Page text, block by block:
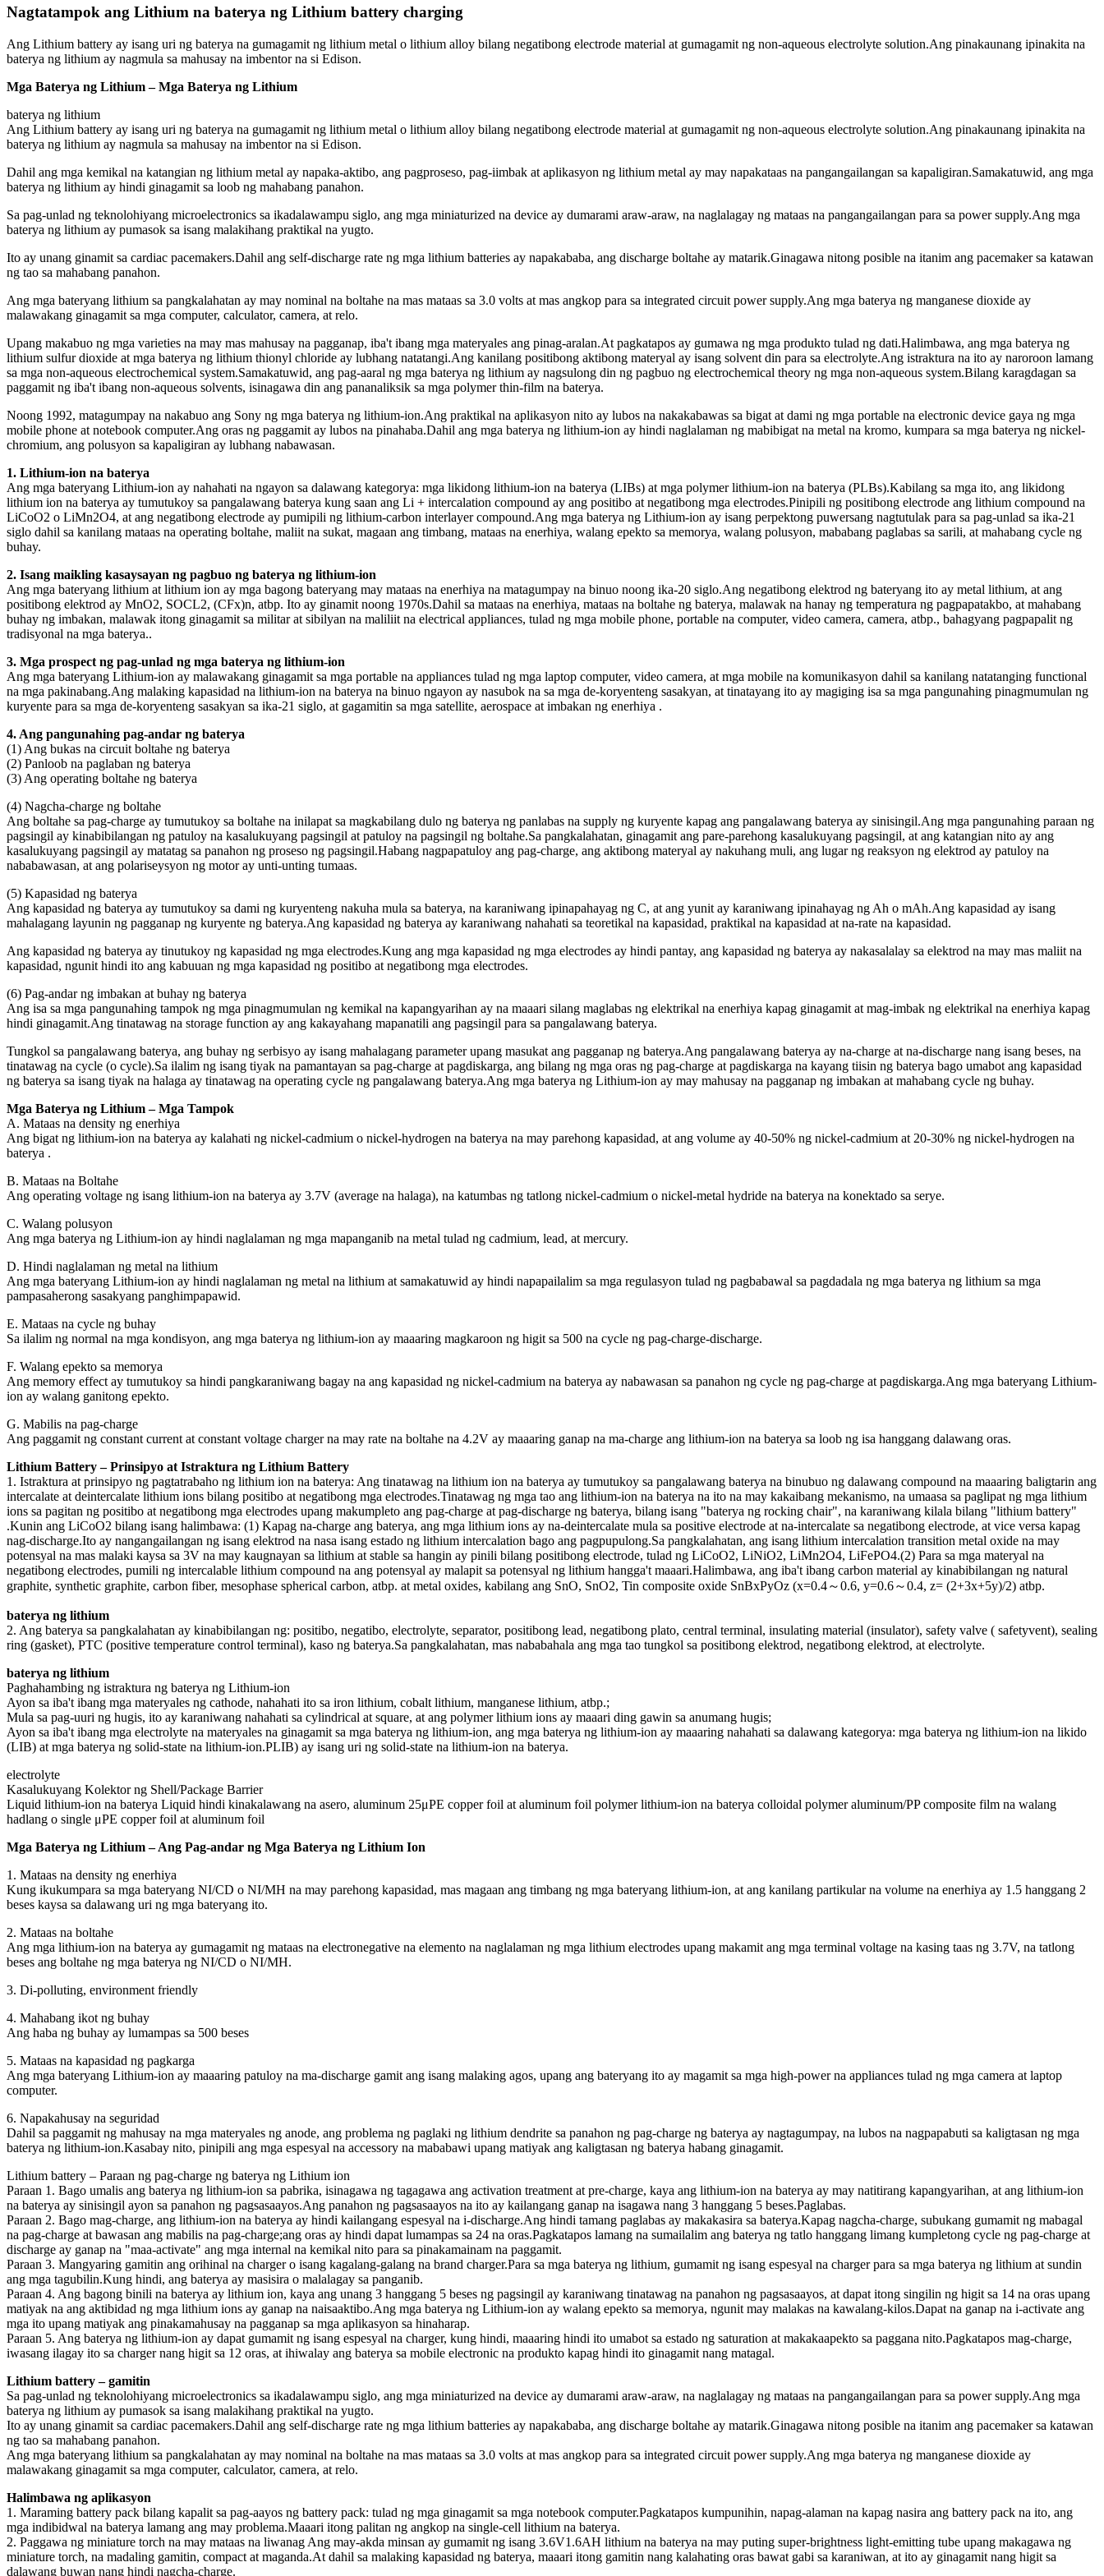
Nagtatampok ang Lithium na baterya ng Lithium battery charging
Ang Lithium battery ay isang uri ng baterya na gumagamit ng lithium metal o lithium alloy bilang negatibong electrode material at gumagamit ng non-aqueous electrolyte solution.Ang pinakaunang ipinakita na
baterya ng lithium ay nagmula sa mahusay na imbentor na si Edison.
Mga Baterya ng Lithium – Mga Baterya ng Lithium
baterya ng lithium
Ang Lithium battery ay isang uri ng baterya na gumagamit ng lithium metal o lithium alloy bilang negatibong electrode material at gumagamit ng non-aqueous electrolyte solution.Ang pinakaunang ipinakita na
baterya ng lithium ay nagmula sa mahusay na imbentor na si Edison.
Dahil ang mga kemikal na katangian ng lithium metal ay napaka-aktibo, ang pagproseso, pag-iimbak at aplikasyon ng lithium metal ay may napakataas na pangangailangan sa kapaligiran.Samakatuwid, ang mga
baterya ng lithium ay hindi ginagamit sa loob ng mahabang panahon.
Sa pag-unlad ng teknolohiyang microelectronics sa ikadalawampu siglo, ang mga miniaturized na device ay dumarami araw-araw, na naglalagay ng mataas na pangangailangan para sa power supply.Ang mga
baterya ng lithium ay pumasok sa isang malakihang praktikal na yugto.
Ito ay unang ginamit sa cardiac pacemakers.Dahil ang self-discharge rate ng mga lithium batteries ay napakababa, ang discharge boltahe ay matarik.Ginagawa nitong posible na itanim ang pacemaker sa katawan
ng tao sa mahabang panahon.
Ang mga bateryang lithium sa pangkalahatan ay may nominal na boltahe na mas mataas sa 3.0 volts at mas angkop para sa integrated circuit power supply.Ang mga baterya ng manganese dioxide ay
malawakang ginagamit sa mga computer, calculator, camera, at relo.
Upang makabuo ng mga varieties na may mas mahusay na pagganap, iba't ibang mga materyales ang pinag-aralan.At pagkatapos ay gumawa ng mga produkto tulad ng dati.Halimbawa, ang mga baterya ng
lithium sulfur dioxide at mga baterya ng lithium thionyl chloride ay lubhang natatangi.Ang kanilang positibong aktibong materyal ay isang solvent din para sa electrolyte.Ang istraktura na ito ay naroroon lamang
sa mga non-aqueous electrochemical system.Samakatuwid, ang pag-aaral ng mga baterya ng lithium ay nagsulong din ng pagbuo ng electrochemical theory ng mga non-aqueous system.Bilang karagdagan sa
paggamit ng iba't ibang non-aqueous solvents, isinagawa din ang pananaliksik sa mga polymer thin-film na baterya.
Noong 1992, matagumpay na nakabuo ang Sony ng mga baterya ng lithium-ion.Ang praktikal na aplikasyon nito ay lubos na nakakabawas sa bigat at dami ng mga portable na electronic device gaya ng mga
mobile phone at notebook computer.Ang oras ng paggamit ay lubos na pinahaba.Dahil ang mga baterya ng lithium-ion ay hindi naglalaman ng mabibigat na metal na kromo, kumpara sa mga baterya ng nickel-
chromium, ang polusyon sa kapaligiran ay lubhang nabawasan.
1. Lithium-ion na baterya
Ang mga bateryang Lithium-ion ay nahahati na ngayon sa dalawang kategorya: mga likidong lithium-ion na baterya (LIBs) at mga polymer lithium-ion na baterya (PLBs).Kabilang sa mga ito, ang likidong
lithium ion na baterya ay tumutukoy sa pangalawang baterya kung saan ang Li + intercalation compound ay ang positibo at negatibong mga electrodes.Pinipili ng positibong electrode ang lithium compound na
LiCoO2 o LiMn2O4, at ang negatibong electrode ay pumipili ng lithium-carbon interlayer compound.Ang mga baterya ng Lithium-ion ay isang perpektong puwersang nagtutulak para sa pag-unlad sa ika-21
siglo dahil sa kanilang mataas na operating boltahe, maliit na sukat, magaan ang timbang, mataas na enerhiya, walang epekto sa memorya, walang polusyon, mababang paglabas sa sarili, at mahabang cycle ng
buhay.
2. Isang maikling kasaysayan ng pagbuo ng baterya ng lithium-ion
Ang mga bateryang lithium at lithium ion ay mga bagong bateryang may mataas na enerhiya na matagumpay na binuo noong ika-20 siglo.Ang negatibong elektrod ng bateryang ito ay metal lithium, at ang
positibong elektrod ay MnO2, SOCL2, (CFx)n, atbp. Ito ay ginamit noong 1970s.Dahil sa mataas na enerhiya, mataas na boltahe ng baterya, malawak na hanay ng temperatura ng pagpapatakbo, at mahabang
buhay ng imbakan, malawak itong ginagamit sa militar at sibilyan na maliliit na electrical appliances, tulad ng mga mobile phone, portable na computer, video camera, camera, atbp., bahagyang pagpapalit ng
tradisyonal na mga baterya..
3. Mga prospect ng pag-unlad ng mga baterya ng lithium-ion
Ang mga bateryang Lithium-ion ay malawakang ginagamit sa mga portable na appliances tulad ng mga laptop computer, video camera, at mga mobile na komunikasyon dahil sa kanilang natatanging functional
na mga pakinabang.Ang malaking kapasidad na lithium-ion na baterya na binuo ngayon ay nasubok na sa mga de-koryenteng sasakyan, at tinatayang ito ay magiging isa sa mga pangunahing pinagmumulan ng
kuryente para sa mga de-koryenteng sasakyan sa ika-21 siglo, at gagamitin sa mga satellite, aerospace at imbakan ng enerhiya .
4. Ang pangunahing pag-andar ng baterya
(1) Ang bukas na circuit boltahe ng baterya
(2) Panloob na paglaban ng baterya
(3) Ang operating boltahe ng baterya
(4) Nagcha-charge ng boltahe
Ang boltahe sa pag-charge ay tumutukoy sa boltahe na inilapat sa magkabilang dulo ng baterya ng panlabas na supply ng kuryente kapag ang pangalawang baterya ay sinisingil.Ang mga pangunahing paraan ng
pagsingil ay kinabibilangan ng patuloy na kasalukuyang pagsingil at patuloy na pagsingil ng boltahe.Sa pangkalahatan, ginagamit ang pare-parehong kasalukuyang pagsingil, at ang katangian nito ay ang
kasalukuyang pagsingil ay matatag sa panahon ng proseso ng pagsingil.Habang nagpapatuloy ang pag-charge, ang aktibong materyal ay nakuhang muli, ang lugar ng reaksyon ng elektrod ay patuloy na
nababawasan, at ang polariseysyon ng motor ay unti-unting tumaas.
(5) Kapasidad ng baterya
Ang kapasidad ng baterya ay tumutukoy sa dami ng kuryenteng nakuha mula sa baterya, na karaniwang ipinapahayag ng C, at ang yunit ay karaniwang ipinahayag ng Ah o mAh.Ang kapasidad ay isang
mahalagang layunin ng pagganap ng kuryente ng baterya.Ang kapasidad ng baterya ay karaniwang nahahati sa teoretikal na kapasidad, praktikal na kapasidad at na-rate na kapasidad.
Ang kapasidad ng baterya ay tinutukoy ng kapasidad ng mga electrodes.Kung ang mga kapasidad ng mga electrodes ay hindi pantay, ang kapasidad ng baterya ay nakasalalay sa elektrod na may mas maliit na
kapasidad, ngunit hindi ito ang kabuuan ng mga kapasidad ng positibo at negatibong mga electrodes.
(6) Pag-andar ng imbakan at buhay ng baterya
Ang isa sa mga pangunahing tampok ng mga pinagmumulan ng kemikal na kapangyarihan ay na maaari silang maglabas ng elektrikal na enerhiya kapag ginagamit at mag-imbak ng elektrikal na enerhiya kapag
hindi ginagamit.Ang tinatawag na storage function ay ang kakayahang mapanatili ang pagsingil para sa pangalawang baterya.
Tungkol sa pangalawang baterya, ang buhay ng serbisyo ay isang mahalagang parameter upang masukat ang pagganap ng baterya.Ang pangalawang baterya ay na-charge at na-discharge nang isang beses, na
tinatawag na cycle (o cycle).Sa ilalim ng isang tiyak na pamantayan sa pag-charge at pagdiskarga, ang bilang ng mga oras ng pag-charge at pagdiskarga na kayang tiisin ng baterya bago umabot ang kapasidad
ng baterya sa isang tiyak na halaga ay tinatawag na operating cycle ng pangalawang baterya.Ang mga baterya ng Lithium-ion ay may mahusay na pagganap ng imbakan at mahabang cycle ng buhay.
Mga Baterya ng Lithium – Mga Tampok
A. Mataas na density ng enerhiya
Ang bigat ng lithium-ion na baterya ay kalahati ng nickel-cadmium o nickel-hydrogen na baterya na may parehong kapasidad, at ang volume ay 40-50% ng nickel-cadmium at 20-30% ng nickel-hydrogen na
baterya .
B. Mataas na Boltahe
Ang operating voltage ng isang lithium-ion na baterya ay 3.7V (average na halaga), na katumbas ng tatlong nickel-cadmium o nickel-metal hydride na baterya na konektado sa serye.
C. Walang polusyon
Ang mga baterya ng Lithium-ion ay hindi naglalaman ng mga mapanganib na metal tulad ng cadmium, lead, at mercury.
D. Hindi naglalaman ng metal na lithium
Ang mga bateryang Lithium-ion ay hindi naglalaman ng metal na lithium at samakatuwid ay hindi napapailalim sa mga regulasyon tulad ng pagbabawal sa pagdadala ng mga baterya ng lithium sa mga
pampasaherong sasakyang panghimpapawid.
E. Mataas na cycle ng buhay
Sa ilalim ng normal na mga kondisyon, ang mga baterya ng lithium-ion ay maaaring magkaroon ng higit sa 500 na cycle ng pag-charge-discharge.
F. Walang epekto sa memorya
Ang memory effect ay tumutukoy sa hindi pangkaraniwang bagay na ang kapasidad ng nickel-cadmium na baterya ay nabawasan sa panahon ng cycle ng pag-charge at pagdiskarga.Ang mga bateryang Lithium-
ion ay walang ganitong epekto.
G. Mabilis na pag-charge
Ang paggamit ng constant current at constant voltage charger na may rate na boltahe na 4.2V ay maaaring ganap na ma-charge ang lithium-ion na baterya sa loob ng isa hanggang dalawang oras.
Lithium Battery – Prinsipyo at Istraktura ng Lithium Battery
1. Istraktura at prinsipyo ng pagtatrabaho ng lithium ion na baterya: Ang tinatawag na lithium ion na baterya ay tumutukoy sa pangalawang baterya na binubuo ng dalawang compound na maaaring baligtarin ang
intercalate at deintercalate lithium ions bilang positibo at negatibong mga electrodes.Tinatawag ng mga tao ang lithium-ion na baterya na ito na may kakaibang mekanismo, na umaasa sa paglipat ng mga lithium
ions sa pagitan ng positibo at negatibong mga electrodes upang makumpleto ang pag-charge at pag-discharge ng baterya, bilang isang "baterya ng rocking chair", na karaniwang kilala bilang "lithium battery"
.Kunin ang LiCoO2 bilang isang halimbawa: (1) Kapag na-charge ang baterya, ang mga lithium ions ay na-deintercalate mula sa positive electrode at na-intercalate sa negatibong electrode, at vice versa kapag
nag-discharge.Ito ay nangangailangan ng isang elektrod na nasa isang estado ng lithium intercalation bago ang pagpupulong.Sa pangkalahatan, ang isang lithium intercalation transition metal oxide na may
potensyal na mas malaki kaysa sa 3V na may kaugnayan sa lithium at stable sa hangin ay pinili bilang positibong electrode, tulad ng LiCoO2, LiNiO2, LiMn2O4, LiFePO4.(2) Para sa mga materyal na
negatibong electrodes, pumili ng intercalable lithium compound na ang potensyal ay malapit sa potensyal ng lithium hangga't maaari.Halimbawa, ang iba't ibang carbon material ay kinabibilangan ng natural
graphite, synthetic graphite, carbon fiber, mesophase spherical carbon, atbp. at metal oxides, kabilang ang SnO, SnO2, Tin composite oxide SnBxPyOz (x=0.4～0.6, y=0.6～0.4, z= (2+3x+5y)/2) atbp.
baterya ng lithium
2. Ang baterya sa pangkalahatan ay kinabibilangan ng: positibo, negatibo, electrolyte, separator, positibong lead, negatibong plato, central terminal, insulating material (insulator), safety valve ( safetyvent), sealing
ring (gasket), PTC (positive temperature control terminal), kaso ng baterya.Sa pangkalahatan, mas nababahala ang mga tao tungkol sa positibong elektrod, negatibong elektrod, at electrolyte.
baterya ng lithium
Paghahambing ng istraktura ng baterya ng Lithium-ion
Ayon sa iba't ibang mga materyales ng cathode, nahahati ito sa iron lithium, cobalt lithium, manganese lithium, atbp.;
Mula sa pag-uuri ng hugis, ito ay karaniwang nahahati sa cylindrical at square, at ang polymer lithium ions ay maaari ding gawin sa anumang hugis;
Ayon sa iba't ibang mga electrolyte na materyales na ginagamit sa mga baterya ng lithium-ion, ang mga baterya ng lithium-ion ay maaaring nahahati sa dalawang kategorya: mga baterya ng lithium-ion na likido
(LIB) at mga baterya ng solid-state na lithium-ion.PLIB) ay isang uri ng solid-state na lithium-ion na baterya.
electrolyte
Kasalukuyang Kolektor ng Shell/Package Barrier
Liquid lithium-ion na baterya Liquid hindi kinakalawang na asero, aluminum 25μPE copper foil at aluminum foil polymer lithium-ion na baterya colloidal polymer aluminum/PP composite film na walang
hadlang o single μPE copper foil at aluminum foil
Mga Baterya ng Lithium – Ang Pag-andar ng Mga Baterya ng Lithium Ion
1. Mataas na density ng enerhiya
Kung ikukumpara sa mga bateryang NI/CD o NI/MH na may parehong kapasidad, mas magaan ang timbang ng mga bateryang lithium-ion, at ang kanilang partikular na volume na enerhiya ay 1.5 hanggang 2
beses kaysa sa dalawang uri ng mga bateryang ito.
2. Mataas na boltahe
Ang mga lithium-ion na baterya ay gumagamit ng mataas na electronegative na elemento na naglalaman ng mga lithium electrodes upang makamit ang mga terminal voltage na kasing taas ng 3.7V, na tatlong
beses ang boltahe ng mga baterya ng NI/CD o NI/MH.
3. Di-polluting, environment friendly
4. Mahabang ikot ng buhay
Ang haba ng buhay ay lumampas sa 500 beses
5. Mataas na kapasidad ng pagkarga
Ang mga bateryang Lithium-ion ay maaaring patuloy na ma-discharge gamit ang isang malaking agos, upang ang bateryang ito ay magamit sa mga high-power na appliances tulad ng mga camera at laptop
computer.
6. Napakahusay na seguridad
Dahil sa paggamit ng mahusay na mga materyales ng anode, ang problema ng paglaki ng lithium dendrite sa panahon ng pag-charge ng baterya ay nagtagumpay, na lubos na nagpapabuti sa kaligtasan ng mga
baterya ng lithium-ion.Kasabay nito, pinipili ang mga espesyal na accessory na mababawi upang matiyak ang kaligtasan ng baterya habang ginagamit.
Lithium battery – Paraan ng pag-charge ng baterya ng Lithium ion
Paraan 1. Bago umalis ang baterya ng lithium-ion sa pabrika, isinagawa ng tagagawa ang activation treatment at pre-charge, kaya ang lithium-ion na baterya ay may natitirang kapangyarihan, at ang lithium-ion
na baterya ay sinisingil ayon sa panahon ng pagsasaayos.Ang panahon ng pagsasaayos na ito ay kailangang ganap na isagawa nang 3 hanggang 5 beses.Paglabas.
Paraan 2. Bago mag-charge, ang lithium-ion na baterya ay hindi kailangang espesyal na i-discharge.Ang hindi tamang paglabas ay makakasira sa baterya.Kapag nagcha-charge, subukang gumamit ng mabagal
na pag-charge at bawasan ang mabilis na pag-charge;ang oras ay hindi dapat lumampas sa 24 na oras.Pagkatapos lamang na sumailalim ang baterya ng tatlo hanggang limang kumpletong cycle ng pag-charge at
discharge ay ganap na "maa-activate" ang mga internal na kemikal nito para sa pinakamainam na paggamit.
Paraan 3. Mangyaring gamitin ang orihinal na charger o isang kagalang-galang na brand charger.Para sa mga baterya ng lithium, gumamit ng isang espesyal na charger para sa mga baterya ng lithium at sundin
ang mga tagubilin.Kung hindi, ang baterya ay masisira o malalagay sa panganib.
Paraan 4. Ang bagong binili na baterya ay lithium ion, kaya ang unang 3 hanggang 5 beses ng pagsingil ay karaniwang tinatawag na panahon ng pagsasaayos, at dapat itong singilin ng higit sa 14 na oras upang
matiyak na ang aktibidad ng mga lithium ions ay ganap na naisaaktibo.Ang mga baterya ng Lithium-ion ay walang epekto sa memorya, ngunit may malakas na kawalang-kilos.Dapat na ganap na i-activate ang
mga ito upang matiyak ang pinakamahusay na pagganap sa mga aplikasyon sa hinaharap.
Paraan 5. Ang baterya ng lithium-ion ay dapat gumamit ng isang espesyal na charger, kung hindi, maaaring hindi ito umabot sa estado ng saturation at makakaapekto sa paggana nito.Pagkatapos mag-charge,
iwasang ilagay ito sa charger nang higit sa 12 oras, at ihiwalay ang baterya sa mobile electronic na produkto kapag hindi ito ginagamit nang matagal.
Lithium battery – gamitin
Sa pag-unlad ng teknolohiyang microelectronics sa ikadalawampu siglo, ang mga miniaturized na device ay dumarami araw-araw, na naglalagay ng mataas na pangangailangan para sa power supply.Ang mga
baterya ng lithium ay pumasok sa isang malakihang praktikal na yugto.
Ito ay unang ginamit sa cardiac pacemakers.Dahil ang self-discharge rate ng mga lithium batteries ay napakababa, ang discharge boltahe ay matarik.Ginagawa nitong posible na itanim ang pacemaker sa katawan
ng tao sa mahabang panahon.
Ang mga bateryang lithium sa pangkalahatan ay may nominal na boltahe na mas mataas sa 3.0 volts at mas angkop para sa integrated circuit power supply.Ang mga baterya ng manganese dioxide ay
malawakang ginagamit sa mga computer, calculator, camera, at relo.
Halimbawa ng aplikasyon
1. Maraming battery pack bilang kapalit sa pag-aayos ng battery pack: tulad ng mga ginagamit sa mga notebook computer.Pagkatapos kumpunihin, napag-alaman na kapag nasira ang battery pack na ito, ang
mga indibidwal na baterya lamang ang may problema.Maaari itong palitan ng angkop na single-cell lithium na baterya.
2. Paggawa ng miniature torch na may mataas na liwanag Ang may-akda minsan ay gumamit ng isang 3.6V1.6AH lithium na baterya na may puting super-brightness light-emitting tube upang makagawa ng
miniature torch, na madaling gamitin, compact at maganda.At dahil sa malaking kapasidad ng baterya, maaari itong gamitin nang kalahating oras bawat gabi sa karaniwan, at ito ay ginagamit nang higit sa
dalawang buwan nang hindi nagcha-charge.